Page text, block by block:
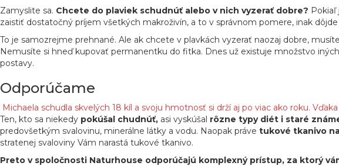
Zamyslite sa. Chcete do plaviek schudnúť alebo v nich vyzerať dobre?
zaistiť dostatočný príjem všetkých makroživín, a to v správnom pomere, inak
To je samozrejme prehnané. Ale ak chcete v plavkách vyzerať naozaj dobre,
Nemusíte si hneď kupovať permanentku do fitka. Dnes už existuje množstvo
postavy.
Odporúčame
Michaela schudla skvelých 18 kíl a svoju hmotnosť si drží aj po viac ako roku.
Ten, kto sa niekedy pokúšal chudnúť, asi vyskúšal rôzne typy diét i staré
predovšetkým svalovinu, minerálne látky a vodu. Naopak práve tukové tkanivo
stratenej svaloviny Vám narastá tukové tkanivo.
Preto v spoločnosti Naturhouse odporúčajú komplexný prístup, za ktorý